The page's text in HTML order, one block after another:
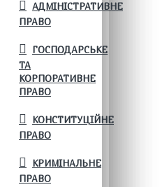
АДМІНІСТРАТИВНЕ
ПРАВО
ГОСПОДАРСЬКЕ
ТА
КОРПОРАТИВНЕ
ПРАВО
КОНСТИТУЦІЙНЕ
ПРАВО
КРИМІНАЛЬНЕ
ПРАВО